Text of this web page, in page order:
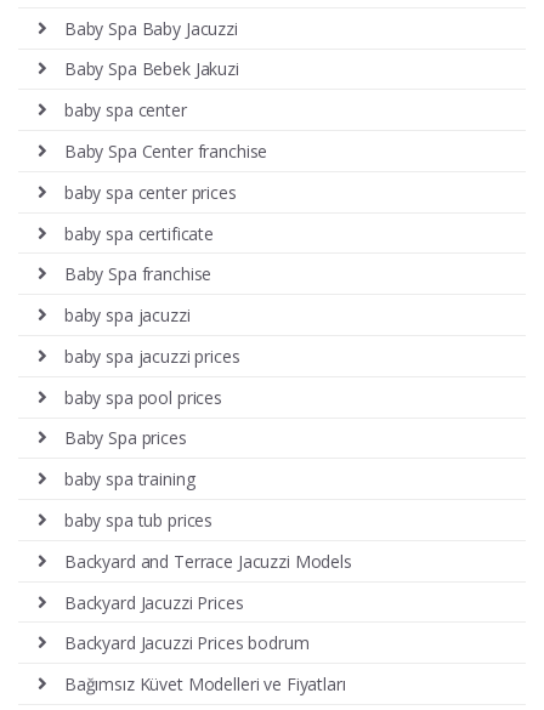
Baby Spa Baby Jacuzzi
Baby Spa Bebek Jakuzi
baby spa center
Baby Spa Center franchise
baby spa center prices
baby spa certificate
Baby Spa franchise
baby spa jacuzzi
baby spa jacuzzi prices
baby spa pool prices
Baby Spa prices
baby spa training
baby spa tub prices
Backyard and Terrace Jacuzzi Models
Backyard Jacuzzi Prices
Backyard Jacuzzi Prices bodrum
Bağımsız Küvet Modelleri ve Fiyatları